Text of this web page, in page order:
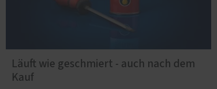
Läuft wie geschmiert - auch nach dem
Kauf